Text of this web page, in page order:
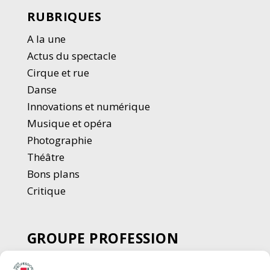
RUBRIQUES
A la une
Actus du spectacle
Cirque et rue
Danse
Innovations et numérique
Musique et opéra
Photographie
Théâtre
Bons plans
Critique
GROUPE PROFESSION
SPECTACLE